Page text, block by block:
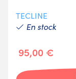
TECLINE
En stock
95,00 €